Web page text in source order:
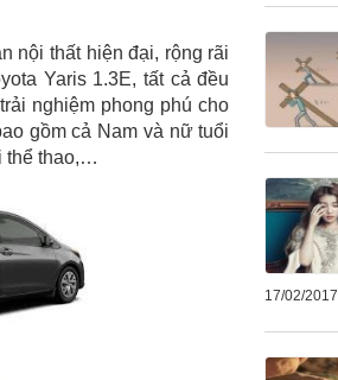
nội thất hiện đại, rộng rãi
Yaris 1.3E, tất cả đều
nghiệm phong phú cho
gồm cả Nam và nữ tuổi
thể thao,…
17/02/2017